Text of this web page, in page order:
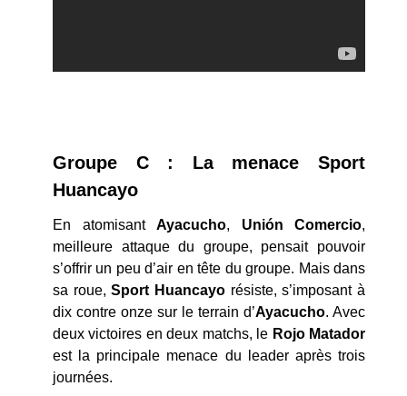
Groupe C : La menace Sport
Huancayo
En atomisant Ayacucho, Unión Comercio,
meilleure attaque du groupe, pensait pouvoir
s’offrir un peu d’air en tête du groupe. Mais dans
sa roue,Sport Huancayo résiste, s’imposant à
dix contre onze sur le terrain d’Ayacucho. Avec
deux victoires en deux matchs, le Rojo Matador
est la principale menace du leader après trois
journées.